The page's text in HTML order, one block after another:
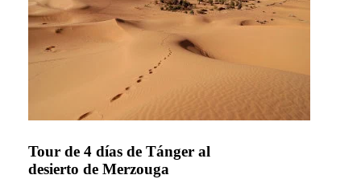
Tour de 4 días de Tánger al
desierto de Merzouga